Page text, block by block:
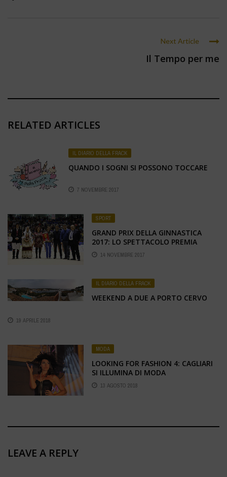
Next Article
Il Tempo per me
RELATED ARTICLES
IL DIARIO DELLA FRACK
QUANDO I SOGNI SI POSSONO TOCCARE
7 NOVEMBRE 2017
SPORT
GRAND PRIX DELLA GINNASTICA
2017: LO SPETTACOLO PREMIA
NICOLA BARTOLINI
14 NOVEMBRE 2017
IL DIARIO DELLA FRACK
WEEKEND A DUE A PORTO CERVO
19 APRILE 2018
MODA
LOOKING FOR FASHION 4: CAGLIARI
SI ILLUMINA DI MODA
13 AGOSTO 2018
LEAVE A REPLY